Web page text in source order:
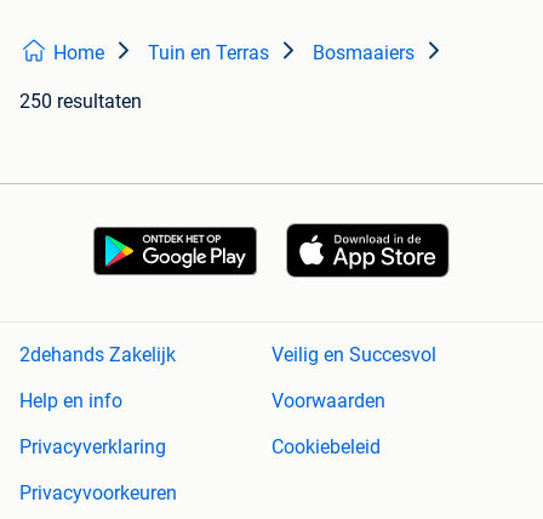
Home Tuin en Terras Bosmaaiers
250 resultaten
2dehands Zakelijk
Veilig en Succesvol
Help en info
Voorwaarden
Privacyverklaring
Cookiebeleid
Privacyvoorkeuren